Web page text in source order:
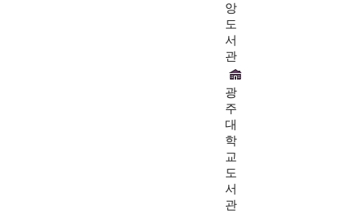
앙
도
서
관
광
주
대
학
교
도
서
관